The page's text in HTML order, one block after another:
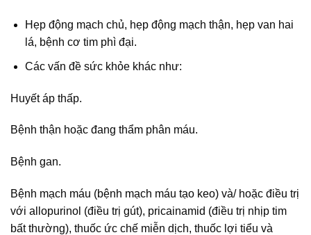
Hẹp động mạch chủ, hẹp động mạch thận, hẹp van hai
lá, bệnh cơ tim phì đại.
Các vấn đề sức khỏe khác như:
Huyết áp thấp.
Bệnh thận hoặc đang thẩm phân máu.
Bệnh gan.
Bệnh mạch máu (bệnh mạch máu tạo keo) và/ hoặc điều trị
với allopurinol (điều trị gút), pricainamid (điều trị nhịp tim
bất thường), thuốc ức chế miễn dịch, thuốc lợi tiểu và